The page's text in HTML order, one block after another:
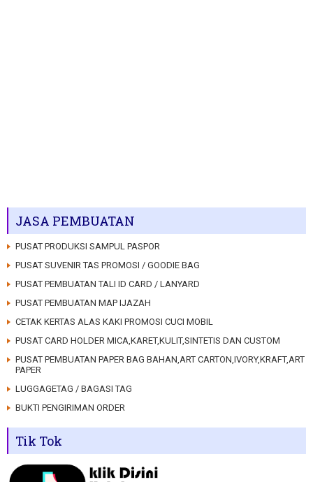
JASA PEMBUATAN
PUSAT PRODUKSI SAMPUL PASPOR
PUSAT SUVENIR TAS PROMOSI / GOODIE BAG
PUSAT PEMBUATAN TALI ID CARD / LANYARD
PUSAT PEMBUATAN MAP IJAZAH
CETAK KERTAS ALAS KAKI PROMOSI CUCI MOBIL
PUSAT CARD HOLDER MICA,KARET,KULIT,SINTETIS DAN CUSTOM
PUSAT PEMBUATAN PAPER BAG BAHAN,ART CARTON,IVORY,KRAFT,ART
PAPER
LUGGAGETAG / BAGASI TAG
BUKTI PENGIRIMAN ORDER
Tik Tok